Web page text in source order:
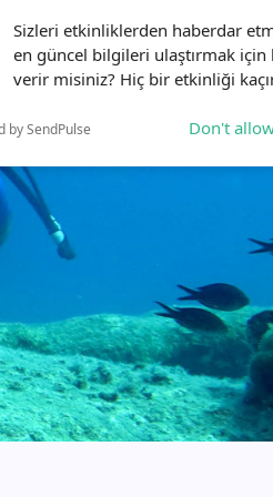
Sizleri etkinliklerden haberdar
en güncel bilgileri ulaştırmak için
verir misiniz? Hiç bir etkinliği
by SendPulse Don't
0551 173 17 35
ETKINLIKLER BILGI BANKASI